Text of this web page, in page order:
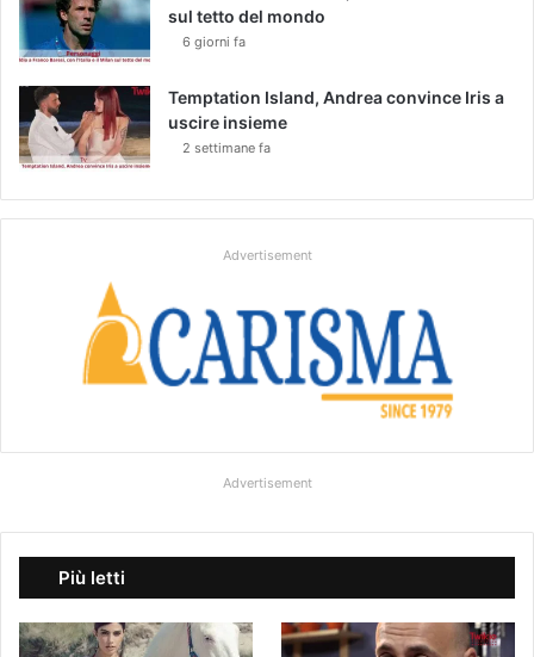
sul tetto del mondo
6 giorni fa
Temptation Island, Andrea convince Iris a
uscire insieme
2 settimane fa
Advertisement
Advertisement
Più letti